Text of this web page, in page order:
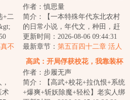
+二
不
山养全家
作者：慎思量
简介：【一本特殊年代东北农村
的日常小说，年代文，种田，赶
山，疼媳妇儿，养孩子，家长里
短，不喜勿入！...
更新时间：2026-08-06 09:44:31
最新章节： 第五百四十二章 活人
还能让尿憋死
术
高武：开局俘获校花，我靠装杯
杀疯了
作者：步履无声
简介：【高武+校花+拉仇恨+系统
+爆爽+斩妖除魔+轻松】老实人绑